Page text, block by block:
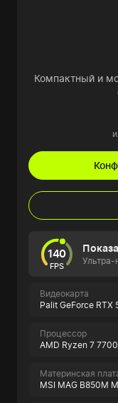
Компактный и
140
FPS Ультра-
Видеокарта
Palit GeForce RTX
Процессор
AMD Ryzen 7
Материнская
MSI MAG B850M